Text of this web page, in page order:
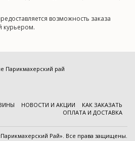
возможность заказа
курьером.
НОВОСТИ И АКЦИИ
КАК ЗАКАЗАТЬ
ОПЛАТА И ДОСТАВКА
Рай». Все права защищены.